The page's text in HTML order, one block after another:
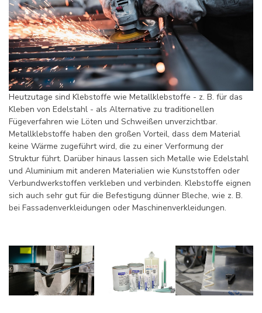
Heutzutage sind Klebstoffe wie Metallklebstoffe - z. B. für das
Kleben von Edelstahl - als Alternative zu traditionellen
Fügeverfahren wie Löten und Schweißen unverzichtbar.
Metallklebstoffe haben den großen Vorteil, dass dem Material
keine Wärme zugeführt wird, die zu einer Verformung der
Struktur führt. Darüber hinaus lassen sich Metalle wie Edelstahl
und Aluminium mit anderen Materialien wie Kunststoffen oder
Verbundwerkstoffen verkleben und verbinden. Klebstoffe eignen
sich auch sehr gut für die Befestigung dünner Bleche, wie z. B.
bei Fassadenverkleidungen oder Maschinenverkleidungen.